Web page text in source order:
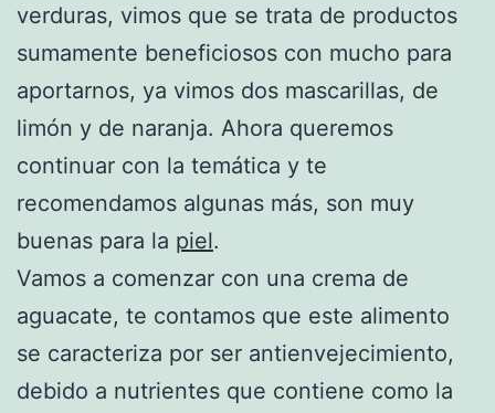
verduras, vimos que se trata de productos
sumamente beneficiosos con mucho para
aportarnos, ya vimos dos mascarillas, de
limón y de naranja. Ahora queremos
continuar con la temática y te
recomendamos algunas más, son muy
buenas para la piel.
Vamos a comenzar con una crema de
aguacate, te contamos que este alimento
se caracteriza por ser antienvejecimiento,
debido a nutrientes que contiene como la